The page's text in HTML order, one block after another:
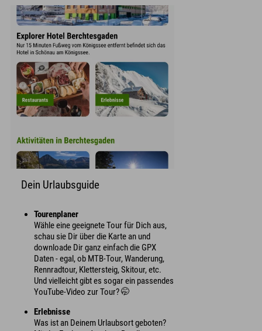
Dein Urlaubsguide
Tourenplaner
Wähle eine geeignete Tour für Dich aus,
schau sie Dir über die Karte an und
downloade Dir ganz einfach die GPX
Daten - egal, ob MTB-Tour, Wanderung,
Rennradtour, Klettersteig, Skitour, etc.
Und vielleicht gibt es sogar ein passendes
YouTube-Video zur Tour? 🤭
Erlebnisse
Was ist an Deinem Urlaubsort geboten?